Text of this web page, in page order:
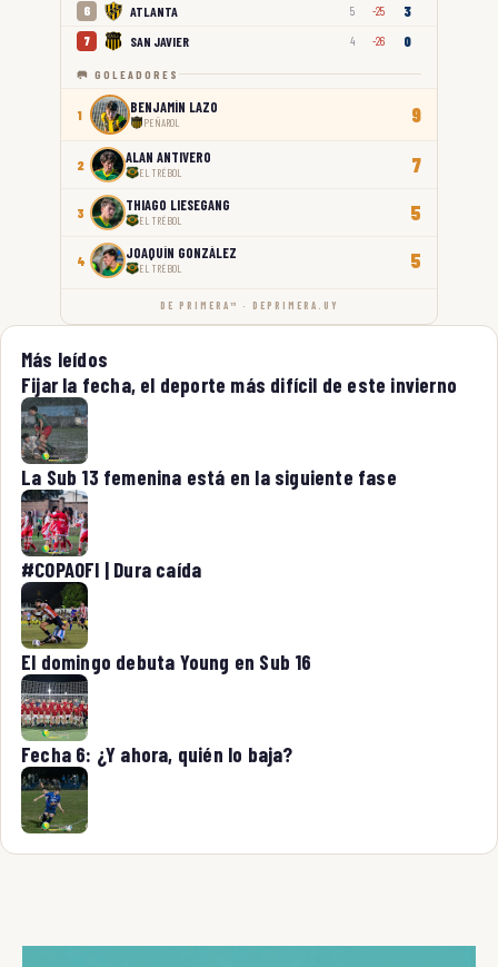
6 ATLANTA 5 -25 3
7 SAN JAVIER 4 -26 0
🥅 GOLEADORES
1 BENJAMÍN LAZO
PEÑAROL 9
2 ALAN ANTIVERO
EL TRÉBOL 7
3 THIAGO LIESEGANG
EL TRÉBOL 5
4 JOAQUÍN GONZÁLEZ
EL TRÉBOL 5
DE PRIMERA™ · DEPRIMERA.UY
Más leídos
Fijar la fecha, el deporte más difícil de este invierno
La Sub 13 femenina está en la siguiente fase
#COPAOFI | Dura caída
El domingo debuta Young en Sub 16
Fecha 6: ¿Y ahora, quién lo baja?